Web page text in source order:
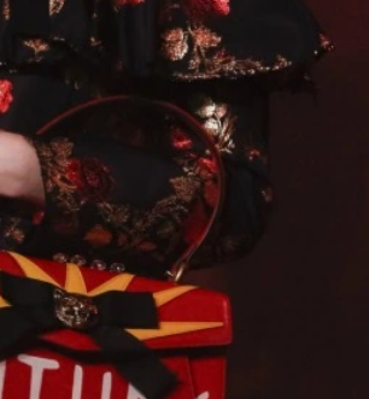
E-Bülten
neler oluyor? Yeni
çıkan koleksiyonlar, en
ünlülerden güzelllik
en popüler partilerden
olmak için haftalık e-
kaydolun.